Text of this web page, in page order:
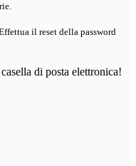
il reset della password
di posta elettronica!